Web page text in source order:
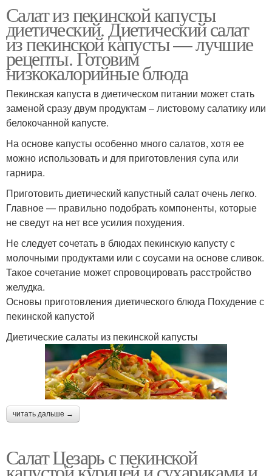
Салат из пекинской капусты
диетический. Диетический салат
из пекинской капусты — лучшие
рецепты. Готовим
низкокалорийные блюда
Пекинская капуста в диетическом питании может стать
заменой сразу двум продуктам – листовому салатику или
белокочанной капусте.
На основе капусты особенно много салатов, хотя ее
можно использовать и для приготовления супа или
гарнира.
Приготовить диетический капустный салат очень легко.
Главное — правильно подобрать компоненты, которые
не сведут на нет все усилия похудения.
Не следует сочетать в блюдах пекинскую капусту с
молочными продуктами или с соусами на основе сливок.
Такое сочетание может спровоцировать расстройство
желудка.
Основы приготовления диетического блюда Похудение с
пекинской капустой
Диетические салаты из пекинской капусты
читать дальше →
Салат Цезарь с пекинской